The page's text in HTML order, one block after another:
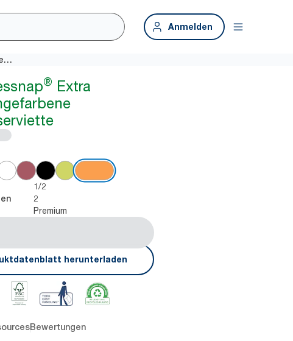
Anmelden
Tork Xpressnap® Extra Soft Orangefarbene Spenderserviette
® Extra
1/2
2
Premium
herunterladen
Bewertungen